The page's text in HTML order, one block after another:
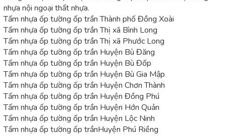
nhựa nội ngoại thất nhựa.
Tấm nhựa ốp tường ốp trần Thành phố Đồng Xoài
Tấm nhựa ốp tường ốp trần Thị xã Bình Long
Tấm nhựa ốp tường ốp trần Thị xã Phước Long
Tấm nhựa ốp tường ốp trần Huyện Bù Đăng
Tấm nhựa ốp tường ốp trần Huyện Bù Đốp
Tấm nhựa ốp tường ốp trần Huyện Bù Gia Mập
Tấm nhựa ốp tường ốp trần Huyện Chơn Thành
Tấm nhựa ốp tường ốp trần Huyện Đồng Phú
Tấm nhựa ốp tường ốp trần Huyện Hớn Quản
Tấm nhựa ốp tường ốp trần Huyện Lộc Ninh
Tấm nhựa ốp tường ốp trầnHuyện Phú Riềng